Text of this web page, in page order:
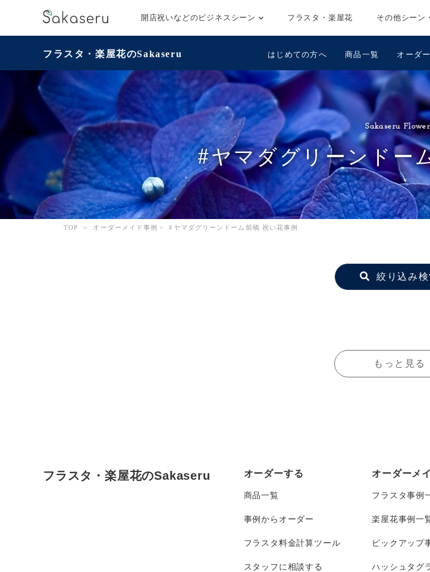
開店祝いなどのビジネスシーン フラスタ・楽屋花 その他シーン
フラスタ・楽屋花のSakaseru はじめての方へ 商品一覧 オーダ
Sakaseru
#ヤマダグリーンドー
TOP > オーダーメイド事例 > #ヤマダグリーンドーム前橋 祝い花事例
絞り込み検
もっと見る
フラスタ・楽屋花のSakaseru オーダーする
商品一覧
事例からオーダー
フラスタ料金計算ツール
スタッフに相談する
オーダーメ
フラスタ事例
楽屋花事例一
ピックアップ
ハッシュタグ